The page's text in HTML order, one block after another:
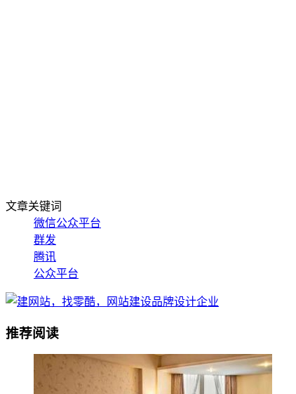
文章关键词
微信公众平台
群发
腾讯
公众平台
推荐阅读